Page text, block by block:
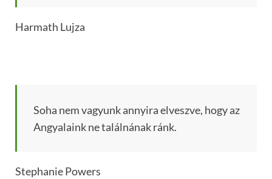
Harmath Lujza
Soha nem vagyunk annyira elveszve, hogy az
Angyalaink ne találnának ránk.
Stephanie Powers